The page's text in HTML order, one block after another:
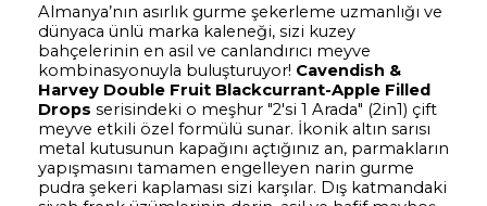
Almanya’nın asırlık gurme şekerleme uzmanlığı ve
dünyaca ünlü marka kaleneği, sizi kuzey
bahçelerinin en asil ve canlandırıcı meyve
kombinasyonuyla buluşturuyor! Cavendish &
Harvey Double Fruit Blackcurrant-Apple Filled
Drops serisindeki o meşhur "2'si 1 Arada" (2in1) çift
meyve etkili özel formülü sunar. İkonik altın sarısı
metal kutusunun kapağını açtığınız an, parmakların
yapışmasını tamamen engelleyen narin gurme
pudra şekeri kaplaması sizi karşılar. Dış katmandaki